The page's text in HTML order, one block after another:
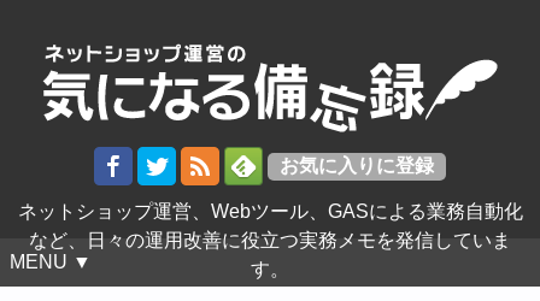
ネットショップ運営、Webツール、GASによる業務自動化
など、日々の運用改善に役立つ実務メモを発信していま
す。
MENU ▼